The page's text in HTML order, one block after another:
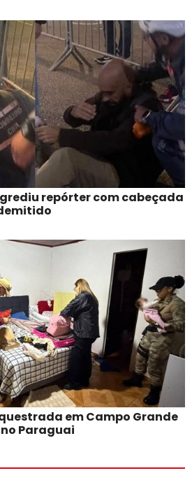
repórter com cabeçada
em Campo Grande
Paraguai